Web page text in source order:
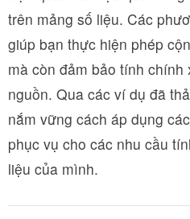
trên mảng số liệu. Các
giúp bạn thực hiện phép
mà còn đảm bảo tính
nguồn. Qua các ví dụ đã
nắm vững cách áp dụng
phục vụ cho các nhu cầu
liệu của mình.